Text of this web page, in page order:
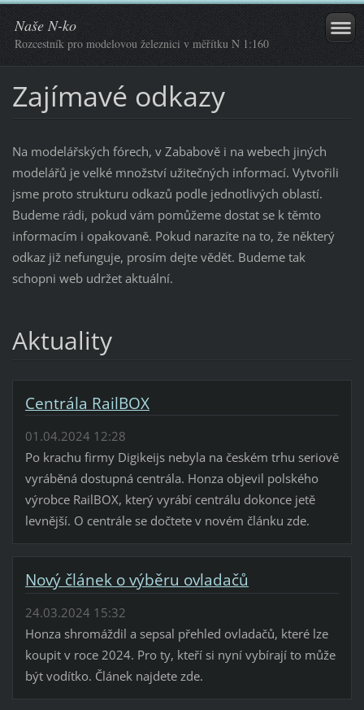
Naše N-ko
Rozcestník pro modelovou železnici v měřítku N 1:160
Zajímavé odkazy
Na modelářských fórech, v Zababově i na webech jiných
modelářů je velké množství užitečných informací. Vytvořili
jsme proto strukturu odkazů podle jednotlivých oblastí.
Budeme rádi, pokud vám pomůžeme dostat se k těmto
informacím i opakovaně. Pokud narazíte na to, že některý
odkaz již nefunguje, prosím dejte vědět. Budeme tak
schopni web udržet aktuální.
Aktuality
Centrála RailBOX
01.04.2024 12:28
Po krachu firmy Digikeijs nebyla na českém trhu seriově
vyráběná dostupná centrála. Honza objevil polského
výrobce RailBOX, který vyrábí centrálu dokonce jetě
levnější. O centrále se dočtete v novém článku zde.
Nový článek o výběru ovladačů
24.03.2024 15:32
Honza shromáždil a sepsal přehled ovladačů, které lze
koupit v roce 2024. Pro ty, kteří si nyní vybírají to může
být vodítko. Článek najdete zde.